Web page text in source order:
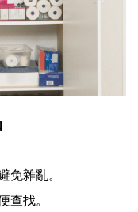
免雜亂。
查找。